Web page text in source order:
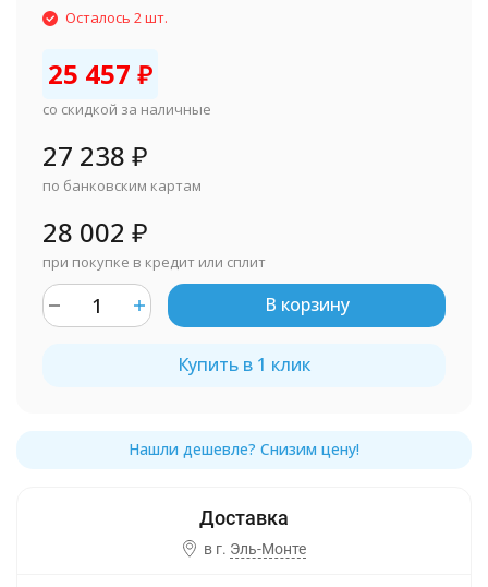
Осталось 2 шт.
25 457 ₽
со скидкой за наличные
27 238 ₽
по банковским картам
28 002 ₽
при покупке в кредит или сплит
В корзину
Купить в 1 клик
в г. Эль-Монте